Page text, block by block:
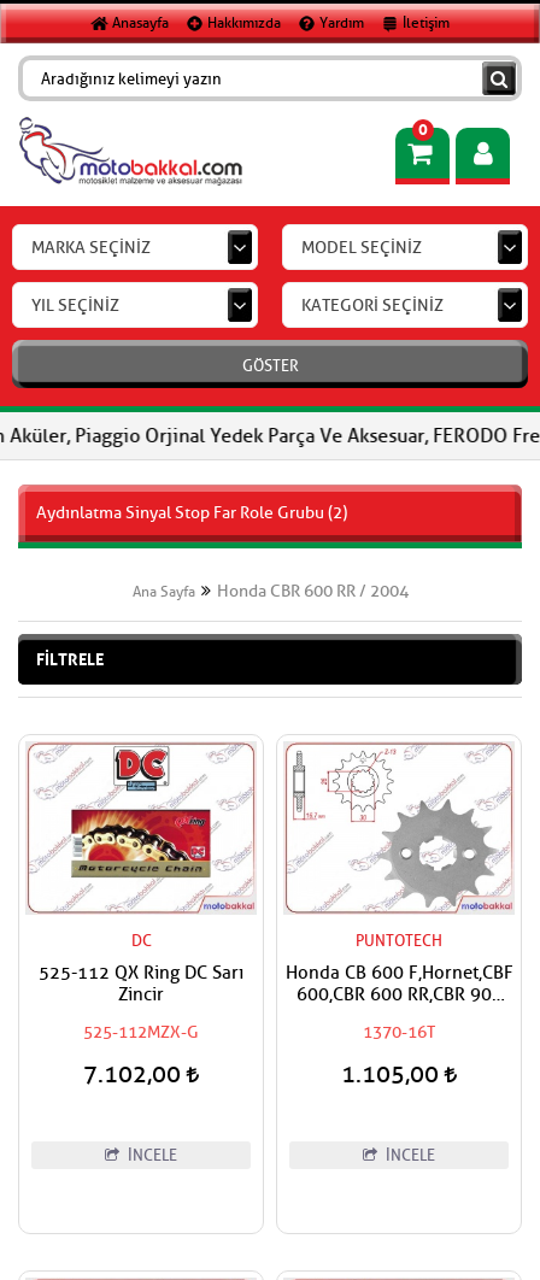
Anasayfa Hakkımızda Yardım İletişim
0
MARKA SEÇİNİZ MODEL SEÇİNİZ
YIL SEÇİNİZ KATEGORİ SEÇİNİZ
GÖSTER
Orjinal Yedek Parça Ve Aksesuar, FERODO Fren
Aydınlatma Sinyal Stop Far Role Grubu (2)
Ana Sayfa Honda CBR 600 RR / 2004
FİLTRELE
DC
525-112 QX Ring DC Sarı
Zincir
525-112MZX-G
7.102,00
İNCELE
PUNTOTECH
Honda CB 600 F,Hornet,CBF
600,CBR 600 RR,CBR 900
RR,Fireblade,CRF 1000
Varadero,CMX 1100
1370-16T
1.105,00
İNCELE